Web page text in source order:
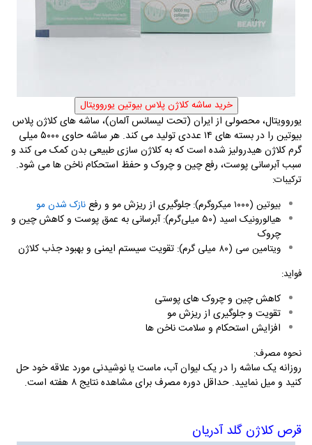
یوروویتال، محصولی از ایران (تحت لیسانس آلمان)، ساشه ‌های کلاژن پلاس
بیوتین را در بسته‌ های ۱۴ عددی تولید می کند. هر ساشه حاوی ۵۰۰۰ میلی
‌گرم کلاژن هیدرولیز شده است که به کلاژن‌ سازی طبیعی بدن کمک می ‌کند و
سبب آبرسانی پوست، رفع چین و چروک و حفظ استحکام ناخن ‌ها می ‌شود.
ترکیبات:
بیوتین (۱۰۰۰میکروگرم): جلوگیری از ریزش مو و رفعنازک شدن مو
هیالورونیک اسید (۵۰میلی‌گرم): آبرسانی به عمق پوست و کاهش چین و
چروک
ویتامین سی (۸۰ میلی گرم): تقویت سیستم ایمنی و بهبود جذب کلاژن
فواید:
کاهش چین و چروک ‌های پوستی
تقویت و جلوگیری از ریزش مو
افزایش استحکام و سلامت ناخن ‌ها
نحوه مصرف:
روزانه یک ساشه را در یک لیوان آب، ماست یا نوشیدنی مورد علاقه خود حل
کنید و میل نمایید. حداقل دوره مصرف برای مشاهده نتایج ۸ هفته است.
قرص کلاژن گلد آدریان